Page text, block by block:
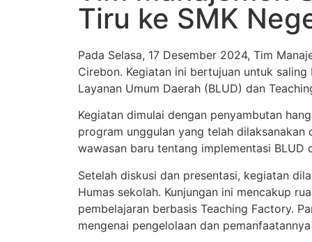
Tiru ke SMK
Pada Selasa, 17 Desember 2024, Tim
Cirebon. Kegiatan ini bertujuan untuk
Layanan Umum Daerah (BLUD) dan
Kegiatan dimulai dengan penyambutan
program unggulan yang telah dilaksanakan
wawasan baru tentang implementasi BLUD
Setelah diskusi dan presentasi, kegiatan
Humas sekolah. Kunjungan ini mencakup
pembelajaran berbasis Teaching Factory.
mengenai pengelolaan dan